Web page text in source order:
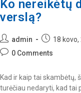
Ko nereikėtų
verslą?
admin 18 kovo,
0 Comments
Kad ir kaip tai skambėtų,
turėčiau nedaryti, kad